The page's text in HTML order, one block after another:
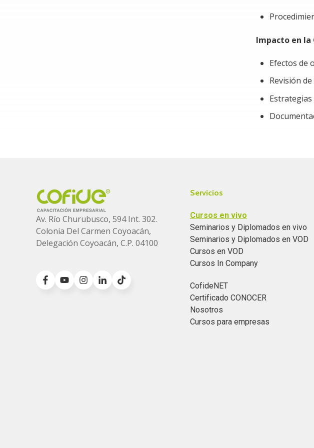
Impacto en la
Efectos de
Revisión de
Av. Río Churubusco, 594 Int. 302.
Colonia Del Carmen Coyoacán,
Delegación Coyoacán, C.P. 04100
Servicios
Cursos en vivo
Seminarios y Diplomados en vivo
Seminarios y Diplomados en VOD
Cursos en VOD
Cursos In Company
CofideNET
Certificado CONOCER
Nosotros
Cursos para empresas